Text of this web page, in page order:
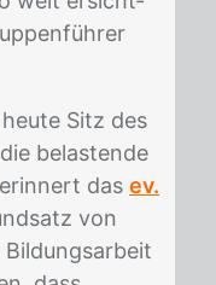
Sitz des
be­las­ten­de
das ev.
von